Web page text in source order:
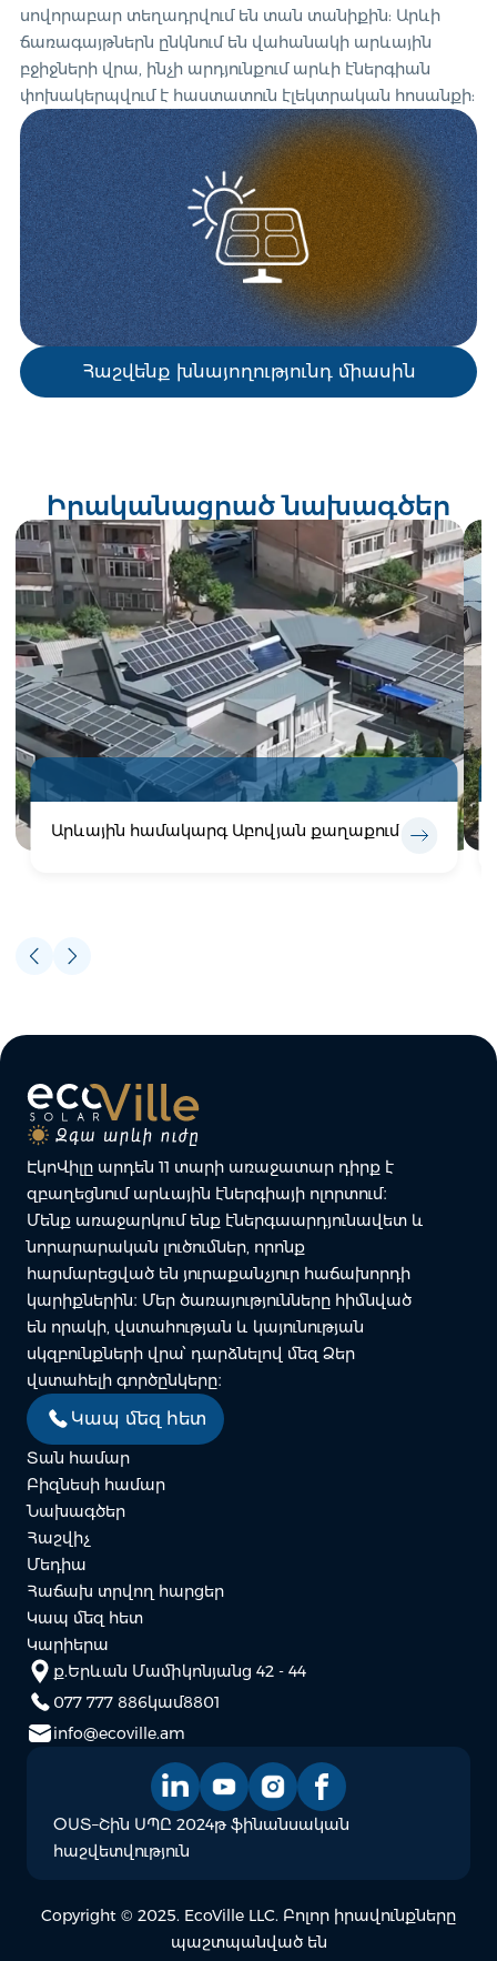
սովորաբար տեղադրվում են տան տանիքին: Արևի
ճառագայթներն ընկնում են վահանակի արևային
բջիջների վրա, ինչի արդյունքում արևի էներգիան
փոխակերպվում է հաստատուն էլեկտրական հոսանքի:
Հաշվենք խնայողությունդ միասին
Իրականացրած նախագծեր
Արևային համակարգ Աբովյան քաղաքում
ԷկոՎիլը արդեն 11 տարի առաջատար դիրք է
զբաղեցնում արևային էներգիայի ոլորտում։
Մենք առաջարկում ենք էներգաարդյունավետ և
նորարարական լուծումներ, որոնք
հարմարեցված են յուրաքանչյուր հաճախորդի
կարիքներին։ Մեր ծառայությունները հիմնված
են որակի, վստահության և կայունության
սկզբունքների վրա՝ դարձնելով մեզ Ձեր
վստահելի գործընկերը։
Կապ մեզ հետ
Տան համար
Բիզնեսի համար
Նախագծեր
Հաշվիչ
Մեդիա
Հաճախ տրվող հարցեր
Կապ մեզ հետ
Կարիերա
ք.Երևան Մամիկոնյանց 42 - 44
077 777 886կամ8801
info@ecoville.am
ՕՍՏ–Շին ՍՊԸ 2024թ ֆինանսական
հաշվետվություն
Copyright © 2025. EcoVille LLC. Բոլոր իրավունքները
պաշտպանված են